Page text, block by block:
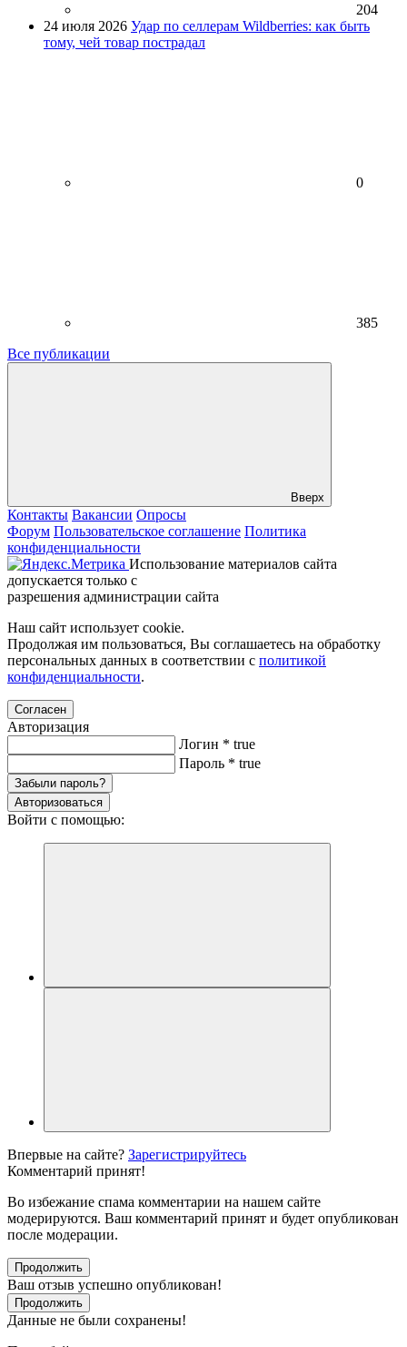
204
24 июля 2026 Удар по селлерам Wildberries: как быть
тому, чей товар пострадал
0
385
Все публикации
Вверх
Контакты Вакансии Опросы
Форум Пользовательское соглашение Политика
конфиденциальности
Использование материалов сайта
допускается только с
разрешения администрации сайта
Наш сайт использует cookie.
Продолжая им пользоваться, Вы соглашаетесь на обработку
персональных данных в соответствии с политикой
конфиденциальности.
Согласен
Авторизация
Логин * true
Пароль * true
Забыли пароль?
Авторизоваться
Войти с помощью:
Впервые на сайте? Зарегистрируйтесь
Комментарий принят!
Во избежание спама комментарии на нашем сайте
модерируются. Ваш комментарий принят и будет опубликован
после модерации.
Продолжить
Ваш отзыв успешно опубликован!
Продолжить
Данные не были сохранены!